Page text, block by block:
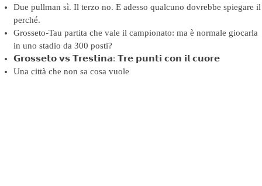
Due pullman sì. Il terzo no. E adesso qualcuno dovrebbe spiegare il
perché.
Grosseto-Tau partita che vale il campionato: ma è normale giocarla
in uno stadio da 300 posti?
𝗚𝗿𝗼𝘀𝘀𝗲𝘁𝗼 𝘃𝘀 𝗧𝗿𝗲𝘀𝘁𝗶𝗻𝗮: 𝗧𝗿𝗲 𝗽𝘂𝗻𝘁𝗶 𝗰𝗼𝗻 𝗶𝗹 𝗰𝘂𝗼𝗿𝗲
Una città che non sa cosa vuole